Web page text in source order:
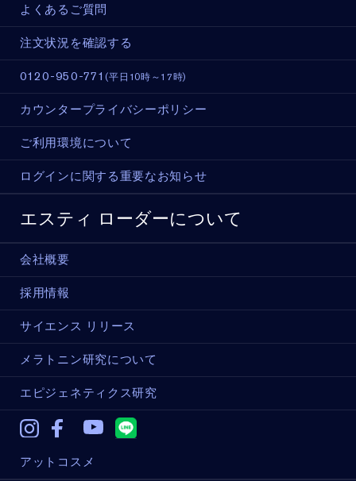
よくあるご質問
注文状況を確認する
0120-950-771 (平日10時～17時)
カウンタープライバシーポリシー
ご利用環境について
ログインに関する重要なお知らせ
エスティ ローダーについて
会社概要
採用情報
サイエンス リリース
メラトニン研究について
エピジェネティクス研究
InstagramFacebook
アットコスメ